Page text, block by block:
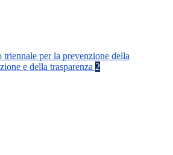
triennale per la prevenzione della
e della trasparenza 2